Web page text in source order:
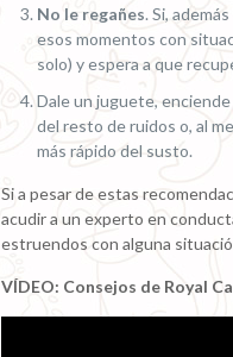
No le regañes. Si,
esos momentos con
solo) y espera a que
Dale un juguete,
del resto de ruidos o, al
más rápido del susto.
Si a pesar de estas
acudir a un experto en
estruendos con alguna
VÍDEO: Consejos de Royal